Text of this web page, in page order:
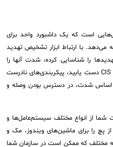
است که یک داشبورد واحد برای
می‌دهد. با ارتباط ابزار تشخیص تهدید
را شناسایی کرده، شدت آنها را
ارزیابی کنید، به انطباق با استانداردهای CIS دست یابید، پیکربندی‌های نادرست
اساس شدت، در دسترس بودن وصله و
شما از انواع مختلف سیستم‌عامل‌ها و
از پچ را برای ماشین‌های ویندوز، مک و
همچنین بیش از 1000 برنامه مختلف که ممکن است در سازمان شما